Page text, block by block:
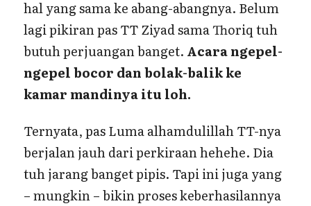
hal yang sama ke abang-abangnya. Belum
lagi pikiran pas TT Ziyad sama Thoriq tuh
butuh perjuangan banget. Acara ngepel-
ngepel bocor dan bolak-balik ke
kamar mandinya itu loh.
Ternyata, pas Luma alhamdulillah TT-nya
berjalan jauh dari perkiraan hehehe. Dia
tuh jarang banget pipis. Tapi ini juga yang
– mungkin – bikin proses keberhasilannya